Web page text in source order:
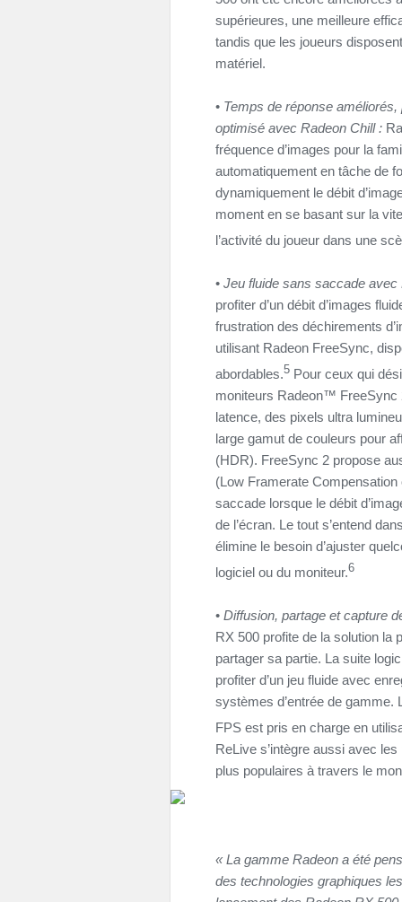
supérieures, une meilleure
tandis que les joueurs
matériel.
• Temps de réponse améliorés,
optimisé avec Radeon Chill :
fréquence d’images pour la
automatiquement en tâche de
dynamiquement le débit
moment en se basant sur la
l’activité du joueur dans une
• Jeu fluide sans saccade
profiter d’un débit d’images
frustration des déchirements
utilisant Radeon FreeSync,
abordables.5 Pour ceux qui
moniteurs Radeon™ FreeSync
latence, des pixels ultra
large gamut de couleurs pour
(HDR). FreeSync 2 propose
(Low Framerate Compensation
saccade lorsque le débit
de l’écran. Le tout s’entend
élimine le besoin d’ajuster
logiciel ou du moniteur.6
• Diffusion, partage et capture
RX 500 profite de la solution la
partager sa partie. La suite
profiter d’un jeu fluide avec
systèmes d’entrée de gamme.
FPS est pris en charge en
ReLive s’intègre aussi avec
plus populaires à travers le
« La gamme Radeon a été
des technologies graphiques